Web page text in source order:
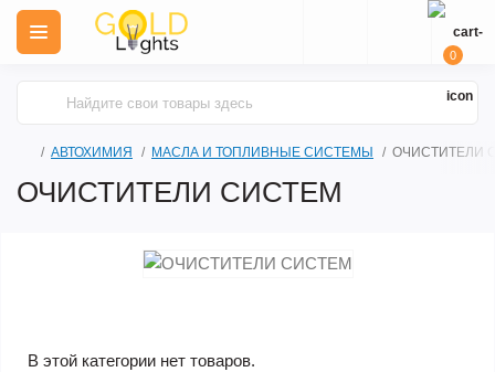
0
АВТОХИМИЯ МАСЛА И ТОПЛИВНЫЕ СИСТЕМЫ ОЧИСТИТЕЛИ
ОЧИСТИТЕЛИ СИСТЕМ
В этой категории нет товаров.